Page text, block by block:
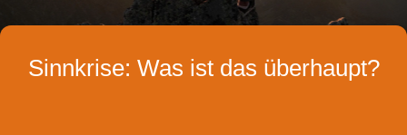
Sinnkrise: Was ist das überhaupt?